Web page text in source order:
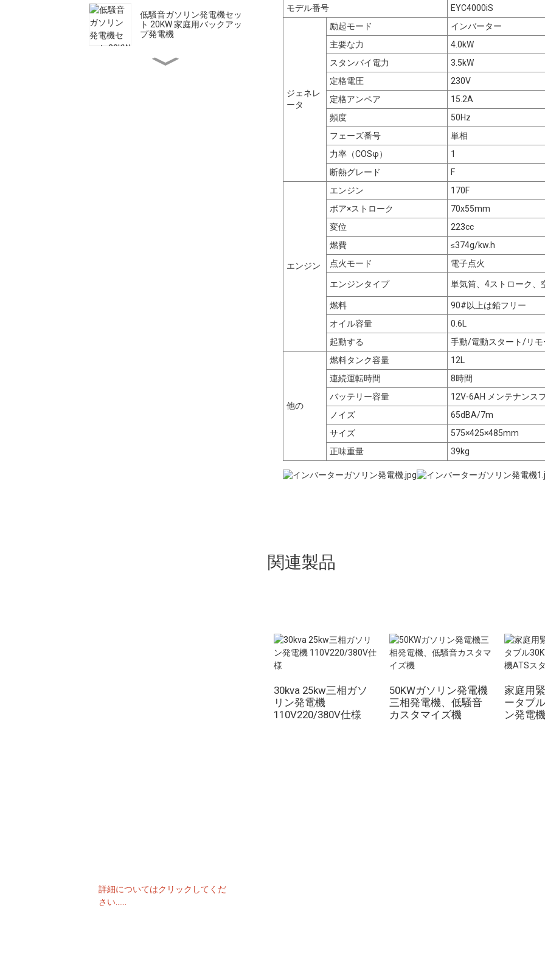
低騒音ガソリン発電機セッ
ト 20KW 家庭用バックアッ
プ発電機
高流量ディーゼルエンジン
モデル番号 EYC4000iS
ジェネレ
ータ
励起モード
インバーター
主要な力
4.0kW
スタンバイ電力
3.5kW
定格電圧
230V
定格アンペア
15.2A
頻度
50Hz
フェーズ番号
単相
力率（COSφ）
1
断熱グレード
F
エンジン
エンジン
170F
ボア×ストローク
70x55mm
変位
223cc
燃費
≤374g/kw.h
点火モード
電子点火
エンジンタイプ 単気筒、4ストローク、
燃料
90#以上は鉛フリー
オイル容量
0.6L
起動する
手動/電動スタート/リモ
他の
燃料タンク容量
12L
連続運転時間
8時間
バッテリー容量
12V-6AH メンテナンス
ノイズ
65dBA/7m
サイズ
575×425×485mm
正味重量
39kg
関連製品
30kva 25kw三相ガソ
リン発電機
110V220/380V仕様
50KWガソリン発電機
三相発電機、低騒音
カスタマイズ機
家庭用
ータブ
ン発電
詳細についてはクリックしてくだ
さい......